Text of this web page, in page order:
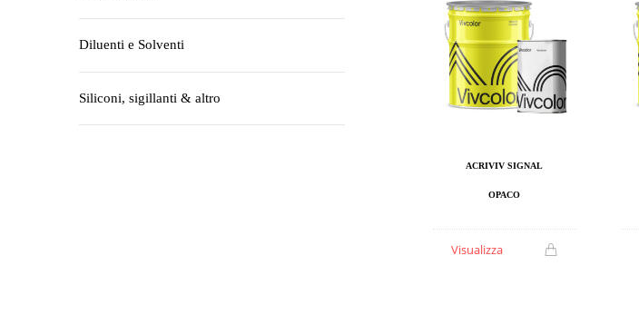
ACRIVIV SIGNAL
OPACO
Visualizza
Diluenti e Solventi
Siliconi, sigillanti & altro